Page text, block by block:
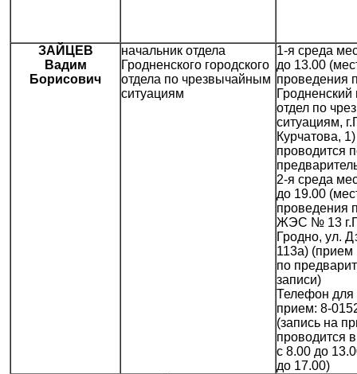
ЗАЙЦЕВ
Вадим
Борисович
начальник отдела
Гродненского городского
отдела по чрезвычайным
ситуациям
1-я среда
до 13.00
проведения
Гродненский
отдел по
ситуациям,
Курчатова,
проводится
2-я среда
до 19.00
проведения
ЖЭС № 13
Гродно, ул.
113а) (прием
по
записи)
Телефон для
прием: 8-
(запись на
проводится
с 8.00 до
до 17.00)